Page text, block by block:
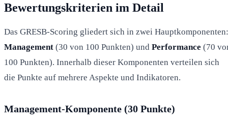
Bewertungskriterien im Detail
Das GRESB-Scoring gliedert sich in zwei Hauptkomponenten:
Management (30 von 100 Punkten) und Performance (70
100 Punkten). Innerhalb dieser Komponenten verteilen sich
die Punkte auf mehrere Aspekte und Indikatoren.
Management-Komponente (30 Punkte)